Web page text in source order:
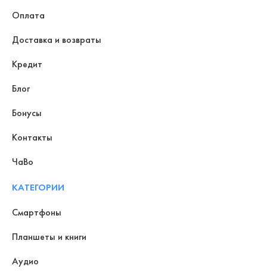
Оплата
Доставка и возвраты
Кредит
Блог
Бонусы
Контакты
ЧаВо
КАТЕГОРИИ
Смартфоны
Планшеты и книги
Аудио